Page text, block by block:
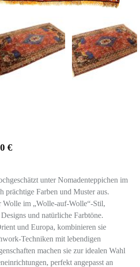
€
unter Nomadenteppichen im
prächtige Farben und Muster aus.
Wolle im „Wolle-auf-Wolle“-Stil,
und natürliche Farbtöne.
und Europa, kombinieren sie
Techniken mit lebendigen
machen sie zur idealen Wahl
perfekt angepasst an